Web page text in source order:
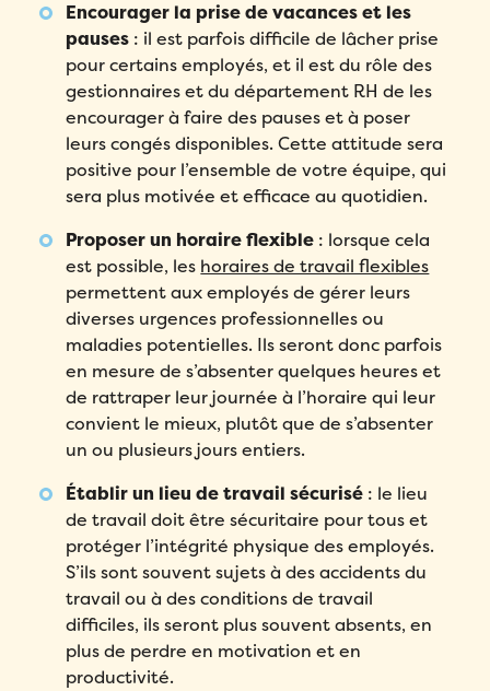
Encourager la prise de vacances et les
pauses : il est parfois difficile de lâcher prise
pour certains employés, et il est du rôle des
gestionnaires et du département RH de les
encourager à faire des pauses et à poser
leurs congés disponibles. Cette attitude sera
positive pour l’ensemble de votre équipe, qui
sera plus motivée et efficace au quotidien.
Proposer un horaire flexible : lorsque cela
est possible, les horaires de travail flexibles
permettent aux employés de gérer leurs
diverses urgences professionnelles ou
maladies potentielles. Ils seront donc parfois
en mesure de s’absenter quelques heures et
de rattraper leur journée à l’horaire qui leur
convient le mieux, plutôt que de s’absenter
un ou plusieurs jours entiers.
Établir un lieu de travail sécurisé : le lieu
de travail doit être sécuritaire pour tous et
protéger l’intégrité physique des employés.
S’ils sont souvent sujets à des accidents du
travail ou à des conditions de travail
difficiles, ils seront plus souvent absents, en
plus de perdre en motivation et en
productivité.